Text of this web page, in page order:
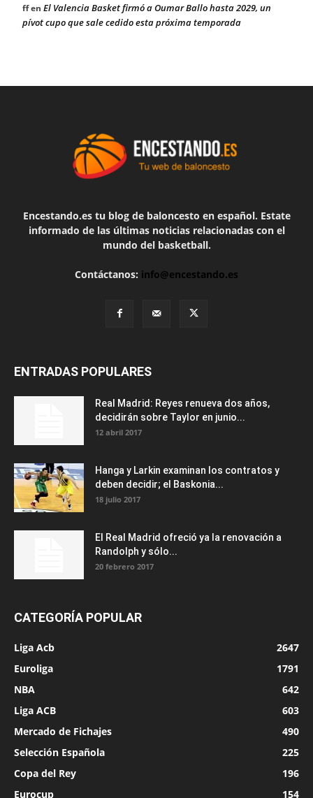
ffen El Valencia Basket firmó a Oumar Ballo hasta 2029, un
pívot cupo que sale cedido esta próxima temporada
Encestando.es tu blog de baloncesto en español. Estate
informado de las últimas noticias relacionadas con el
mundo del basketball.
Contáctanos: info@encestando.es
ENTRADAS POPULARES
Real Madrid: Reyes renueva dos años,
decidirán sobre Taylor en junio...
12 abril 2017
Hanga y Larkin examinan los contratos y
deben decidir; el Baskonia...
18 julio 2017
El Real Madrid ofreció ya la renovación a
Randolph y sólo...
20 febrero 2017
CATEGORÍA POPULAR
Liga Acb
2647
Euroliga
1791
NBA
642
Liga ACB
603
Mercado de Fichajes
490
Selección Española
225
Copa del Rey
196
Eurocup
154